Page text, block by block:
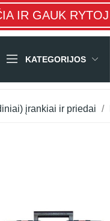
IR GAUK RYTOJ
KATEGORIJOS
įrankiai ir priedai